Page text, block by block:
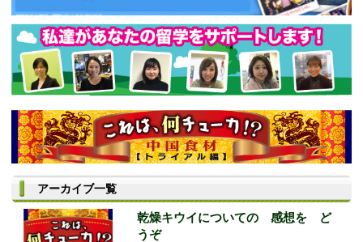
アーカイブ一覧
乾燥キウイについての 感想を ど
うぞ